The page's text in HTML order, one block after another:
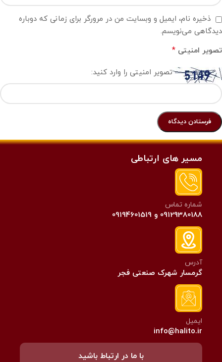
ذخیره نام، ایمیل و وبسایت من در مرورگر برای زمانی که دوباره
دیدگاهی می‌نویسم.
تصویر امنیتی *
تصویر امنیتی را وارد کنید:
مسیر های ارتباطی
شماره تماس
09129380188 و 09194601519
آدرس
گرمسار شهرک صنعتی فجر
ایمیل
info@halito.ir
با ما در ارتباط باشید